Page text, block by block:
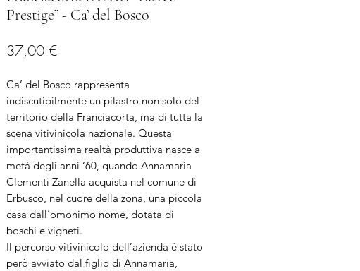
Prestige” - Ca’ del Bosco
37,00 €Prezzo
Ca’ del Bosco rappresenta
indiscutibilmente un pilastro non solo del
territorio della Franciacorta, ma di tutta la
scena vitivinicola nazionale. Questa
importantissima realtà produttiva nasce a
metà degli anni ‘60, quando Annamaria
Clementi Zanella acquista nel comune di
Erbusco, nel cuore della zona, una piccola
casa dall’omonimo nome, dotata di
boschi e vigneti.
Il percorso vitivinicolo dell’azienda è stato
però avviato dal figlio di Annamaria,